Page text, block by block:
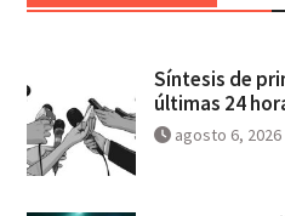
Síntesis de
últimas 24
agosto 6, 2026